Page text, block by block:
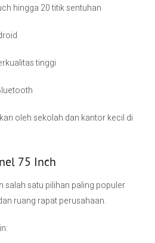
hingga 20 titik sentuhan
tinggi
oleh sekolah dan kantor kecil di
75 Inch
salah satu pilihan paling populer
ruang rapat perusahaan.